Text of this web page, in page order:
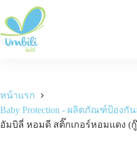
หน้าแรก
Baby Protection - ผลิตภัณฑ์ป้องกั
อัมบิลี่ หอมดี สติ๊กเกอร์หอมแดง (